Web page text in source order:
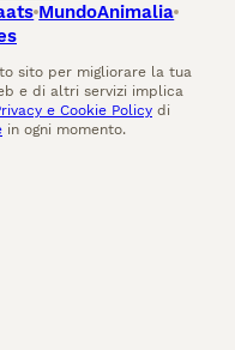
MundoAnimalia
sito per migliorare la tua
e di altri servizi implica
e Cookie Policy di
in ogni momento.